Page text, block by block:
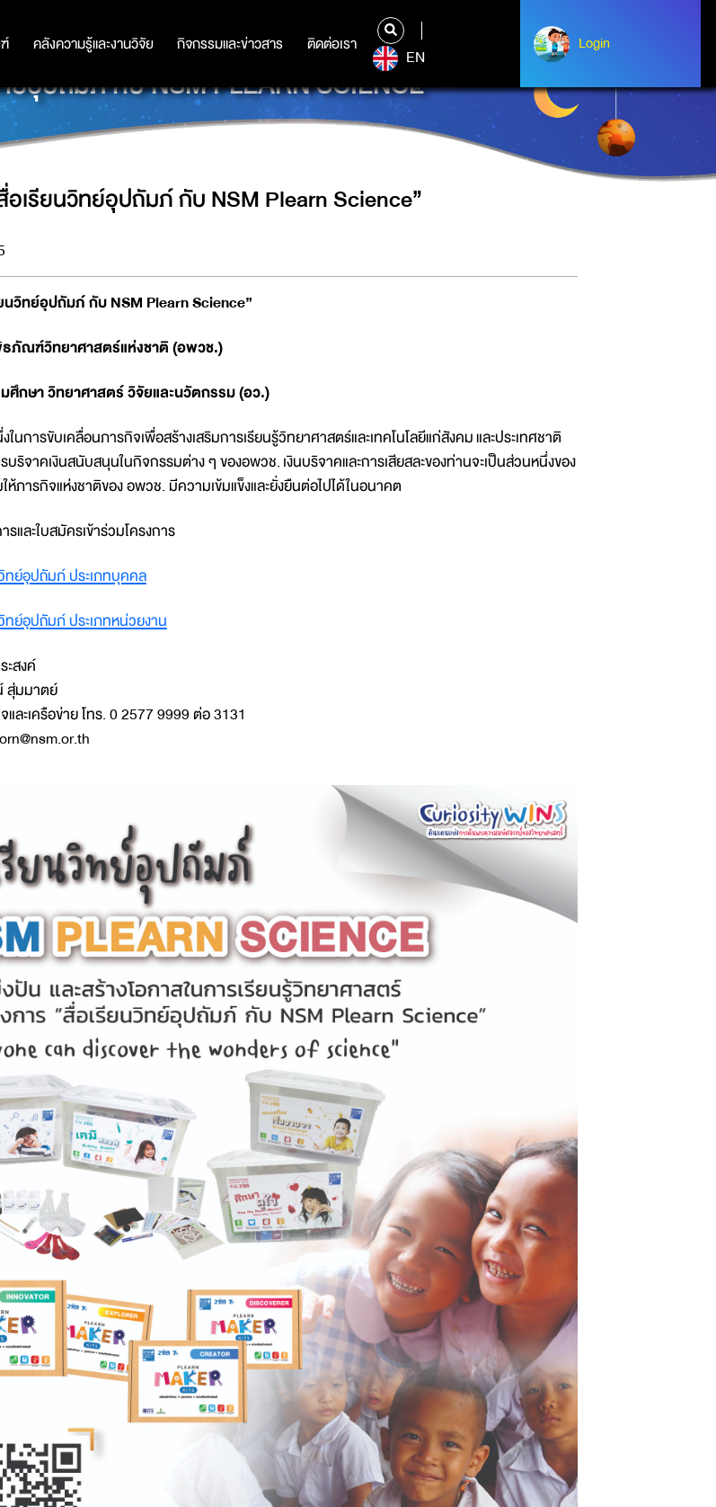
คลังความรู้และงานวิจัย กิจกรรมและข่าวสาร ติดต่อเรา
คลังความรู้และงานวิจัย กิจกรรมและข่าวสาร ติดต่อเรา
EN
Login
Login
ย์อุปถัมภ์ กับ NSM PLEARN SCIENCE”
อเรียนวิทย์อุปถัมภ์ กับ NSM Plearn Science”
นวิทย์อุปถัมภ์ กับ NSM Plearn Science”
ภัณฑ์วิทยาศาสตร์แห่งชาติ (อพวช.)
ศึกษา วิทยาศาสตร์ วิจัยและนวัตกรรม (อว.)
นการขับเคลื่อนภารกิจเพื่อสร้างเสริมการเรียนรู้วิทยาศาสตร์และเทคโนโลยีแก่สังคม และประเทศชาติ
ริจาคเงินสนับสนุนในกิจกรรมต่าง ๆ ของอพวช. เงินบริจาคและการเสียสละของท่านจะเป็นส่วนหนึ่งของ
ห้ภารกิจแห่งชาติของ อพวช. มีความเข้มแข็งและยั่งยืนต่อไปได้ในอนาคต
รและใบสมัครเข้าร่วมโครงการ
ทย์อุปถัมภ์ ประเภทบุคคล
ทย์อุปถัมภ์ ประเภทหน่วยงาน
สงค์
สุ่มมาตย์
ะเครือข่าย โทร. 0 2577 9999 ต่อ 3131